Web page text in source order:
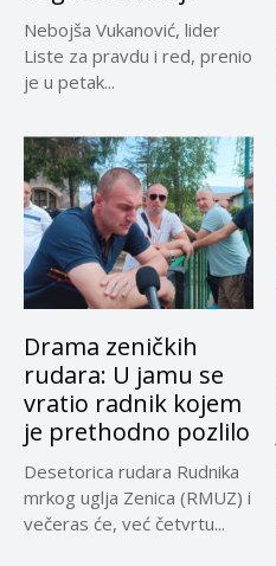
Nebojša Vukanović, lider
Liste za pravdu i red, prenio
je u petak...
Drama zeničkih
rudara: U jamu se
vratio radnik kojem
je prethodno pozlilo
Desetorica rudara Rudnika
mrkog uglja Zenica (RMUZ) i
večeras će, već četvrtu...